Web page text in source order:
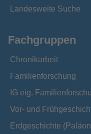
Landesweite Suche
Fachgruppen
Chronikarbeit
Familienforschung
IG eig.
Vor- und
Erdgeschichte